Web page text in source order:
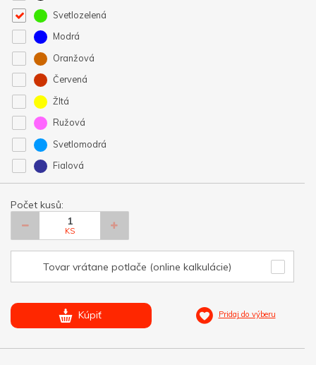
Svetlozelená
Modrá
Oranžová
Červená
Žltá
Ružová
Svetlomodrá
Fialová
Počet kusů:
KS
Tovar vrátane potlače (online kalkulácie)
Kúpiť Pridaj do výberu